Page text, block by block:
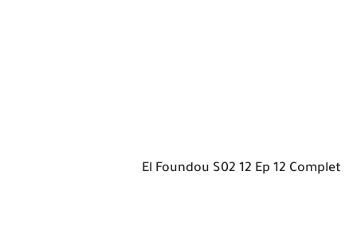
El Foundou S02 12 Ep 12 Complet